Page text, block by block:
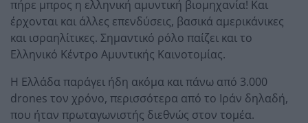
πήρε μπρος η ελληνική αμυντική βιομηχανία! Και
έρχονται και άλλες επενδύσεις, βασικά αμερικάνικες
και ισραηλίτικες. Σημαντικό ρόλο παίζει και το
Ελληνικό Κέντρο Αμυντικής Καινοτομίας.
Η Ελλάδα παράγει ήδη ακόμα και πάνω από 3.000
drones τον χρόνο, περισσότερα από το Ιράν δηλαδή,
που ήταν πρωταγωνιστής διεθνώς στον τομέα.